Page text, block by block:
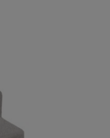
reprodukcja w